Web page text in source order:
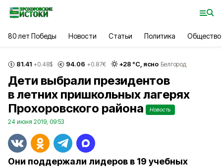
80 лет Победы Новости Статьи Политика Общество
81.41 +0.48$ 94.06 +0.87€ +28 °С, ясно Белгород
Дети выбрали президентов
в летних пришкольных лагерях
Прохоровского района
Новость
24 июня 2019, 09:53
Они поддержали лидеров в 19 учебных